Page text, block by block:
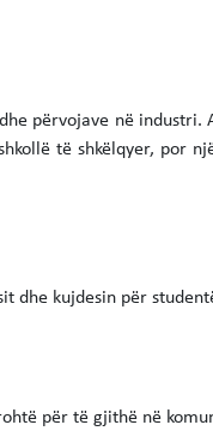
përvojave në industri.
të shkëlqyer, por
dhe kujdesin për
për të gjithë në